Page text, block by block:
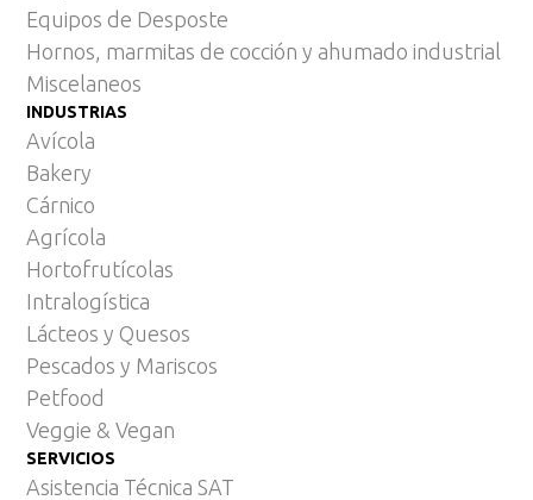
Equipos de Desposte
Hornos, marmitas de cocción y ahumado industrial
Miscelaneos
INDUSTRIAS
Avícola
Bakery
Cárnico
Agrícola
Hortofrutícolas
Intralogística
Lácteos y Quesos
Pescados y Mariscos
Petfood
Veggie & Vegan
SERVICIOS
Asistencia Técnica SAT